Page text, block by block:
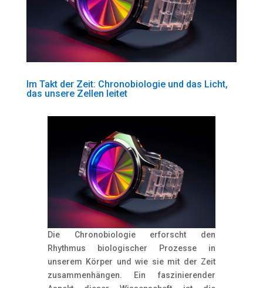
Im Takt der Zeit: Chronobiologie und das Licht,
das unsere Zellen leitet
Die Chronobiologie erforscht den
Rhythmus biologischer Prozesse in
unserem Körper und wie sie mit der Zeit
zusammenhängen. Ein faszinierender